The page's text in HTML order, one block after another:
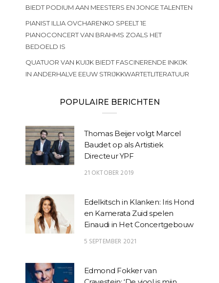
BIEDT PODIUM AAN MEESTERS EN JONGE TALENTEN
PIANIST ILLIA OVCHARENKO SPEELT 1E
PIANOCONCERT VAN BRAHMS ZOALS HET
BEDOELD IS
QUATUOR VAN KUIJK BIEDT FASCINERENDE INKIJK
IN ANDERHALVE EEUW STRIJKKWARTETLITERATUUR
POPULAIRE BERICHTEN
Thomas Beijer volgt Marcel
Baudet op als Artistiek
Directeur YPF
21 OKTOBER 2019
Edelkitsch in Klanken: Iris Hond
en Kamerata Zuid spelen
Einaudi in Het Concertgebouw
5 SEPTEMBER 2021
Edmond Fokker van